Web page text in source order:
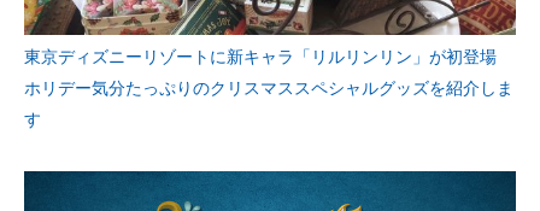
東京ディズニーリゾートに新キャラ「リルリンリン」が初登場
ホリデー気分たっぷりのクリスマススペシャルグッズを紹介しま
す